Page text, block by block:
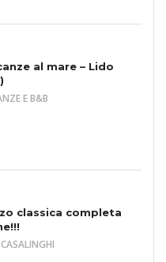
al mare – Lido
E B&B
classica completa